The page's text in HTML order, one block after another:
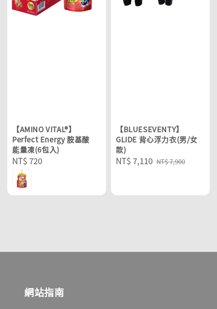
【AMINO VITAL®】
Perfect Energy 胺基酸
能量凍(6包入)
Regular
price
NT$ 720
【BLUESEVENTY】
GLIDE 背心浮力衣(男/女
款)
Sale
NT$ 7,110 Regular
NT$ 7,900
網站指南